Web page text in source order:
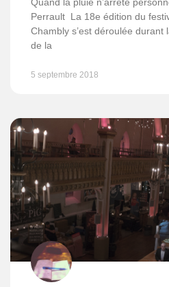
Perrault La 18e édition du
Chambly s’est déroulée durant
de la
5 septembre 2018